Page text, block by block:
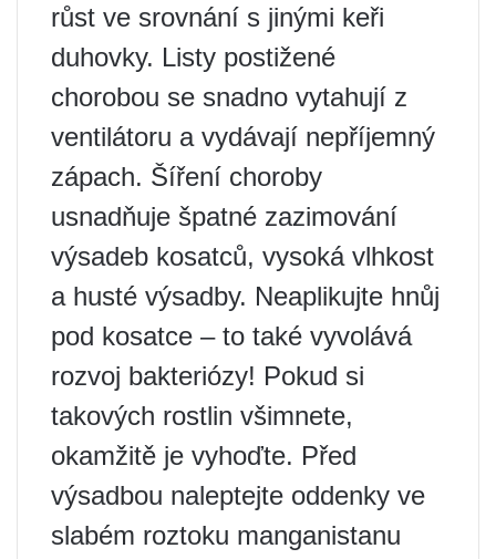
růst ve srovnání s jinými keři
duhovky. Listy postižené
chorobou se snadno vytahují z
ventilátoru a vydávají nepříjemný
zápach. Šíření choroby
usnadňuje špatné zazimování
výsadeb kosatců, vysoká vlhkost
a husté výsadby. Neaplikujte hnůj
pod kosatce – to také vyvolává
rozvoj bakteriózy! Pokud si
takových rostlin všimnete,
okamžitě je vyhoďte. Před
výsadbou naleptejte oddenky ve
slabém roztoku manganistanu